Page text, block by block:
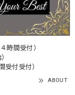
時間受付）
受付受付）
ABOUT